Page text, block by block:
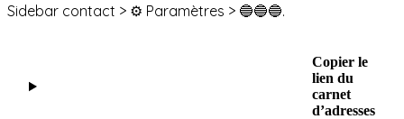
Sidebar contact > ⚙️ Paramètres > 🔵🔵🔵.
Copier le
lien du
carnet
d’adresses